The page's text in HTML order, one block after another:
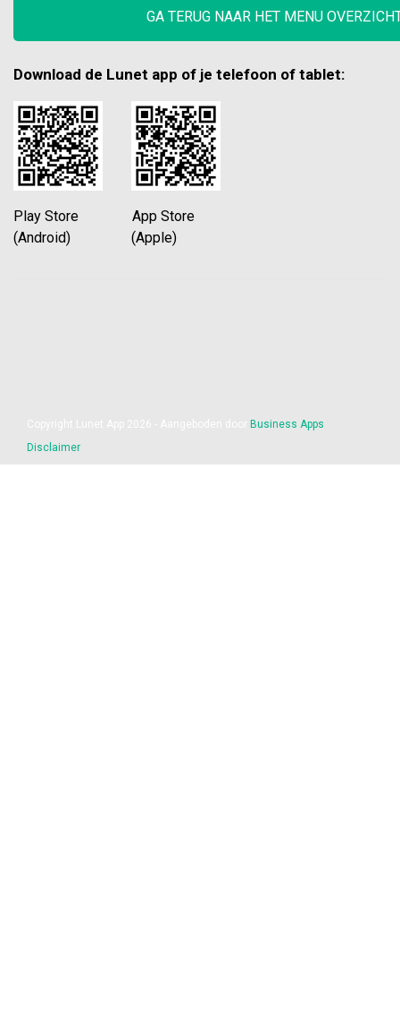
GA TERUG NAAR HET MENU
Download de Lunet app of je telefoon of tablet:
Play Store App Store
(Android) (Apple)
Business Apps
Disclaimer